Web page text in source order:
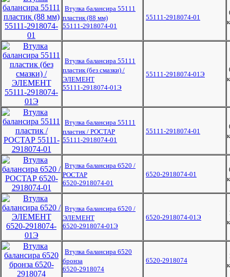
Втулка балансира 55111
пластик (88 мм)
55111-2918074-01
55111-2918074-01
Втулка балансира 55111
пластик (без смазки) /
ЭЛЕМЕНТ
55111-2918074-01Э
55111-2918074-01Э
Втулка балансира 55111
пластик / РОСТАР
55111-2918074-01
55111-2918074-01
Втулка балансира 6520 /
РОСТАР
6520-2918074-01
6520-2918074-01
Втулка балансира 6520 /
ЭЛЕМЕНТ
6520-2918074-01Э
6520-2918074-01Э
Втулка балансира 6520
бронза
6520-2918074
6520-2918074